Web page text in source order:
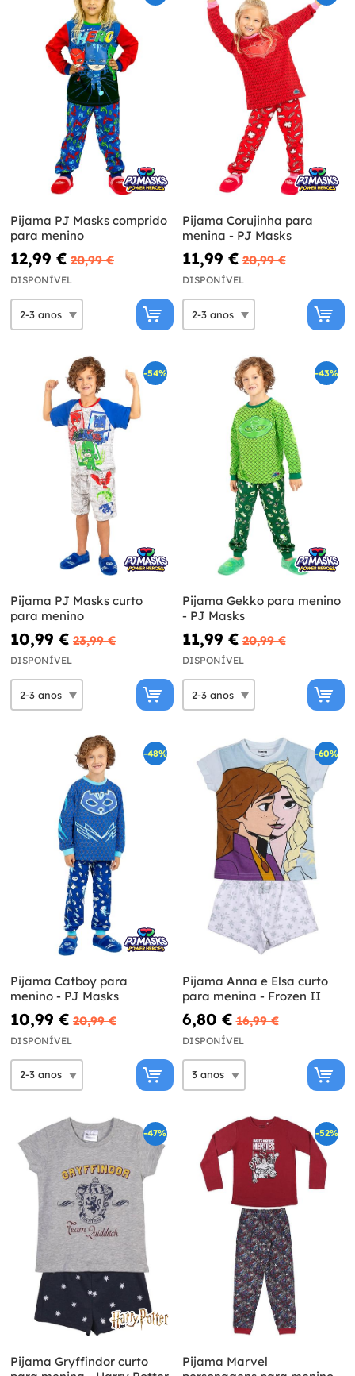
Pijama PJ Masks comprido
para menino
12,99 € 20,99 €
DISPONÍVEL
Pijama Corujinha para
menina - PJ Masks
11,99 € 20,99 €
DISPONÍVEL
-54%
Pijama PJ Masks curto
para menino
10,99 € 23,99 €
DISPONÍVEL
-43%
Pijama Gekko para menino
- PJ Masks
11,99 € 20,99 €
DISPONÍVEL
-48%
Pijama Catboy para
menino - PJ Masks
10,99 € 20,99 €
DISPONÍVEL
-60%
Pijama Anna e Elsa curto
para menina - Frozen II
6,80 € 16,99 €
DISPONÍVEL
-47%
Pijama Gryffindor curto
-52%
Pijama Marvel